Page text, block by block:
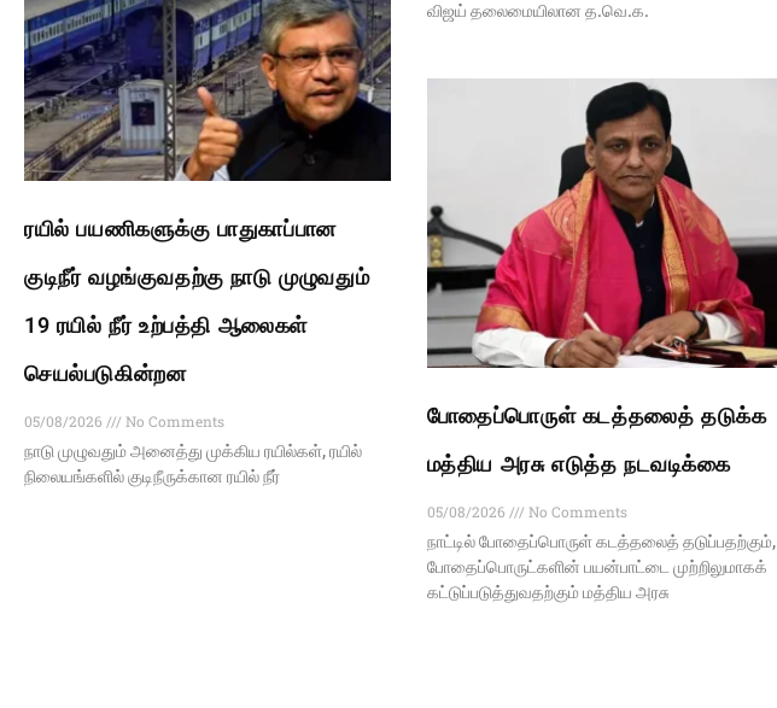
விஜய் தலைமையிலான த.வெ.க.
ரயில் பயணிகளுக்கு பாதுகாப்பான
குடிநீர் வழங்குவதற்கு நாடு முழுவதும்
19 ரயில் நீர் உற்பத்தி ஆலைகள்
செயல்படுகின்றன
05/08/2026
No Comments
நாடு முழுவதும் அனைத்து முக்கிய ரயில்கள், ரயில்
நிலையங்களில் குடிநீருக்கான ரயில் நீர்
போதைப்பொருள் கடத்தலைத் தடுக்க
மத்திய அரசு எடுத்த நடவடிக்கை
05/08/2026
No Comments
நாட்டில் போதைப்பொருள் கடத்தலைத் தடுப்பதற்கும்,
போதைப்பொருட்களின் பயன்பாட்டை முற்றிலுமாகக்
கட்டுப்படுத்துவதற்கும் மத்திய அரசு